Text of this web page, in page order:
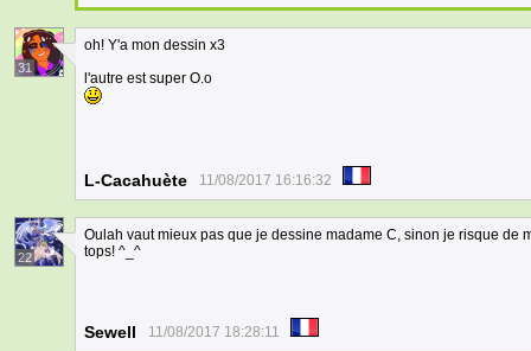
31
oh! Y'a mon dessin x3
l'autre est super O.o
L-Cacahuète 11/08/2017 16:16:32
22
Oulah vaut mieux pas que je dessine madame C, sinon je risque de
tops! ^_^
Sewell 11/08/2017 18:28:11